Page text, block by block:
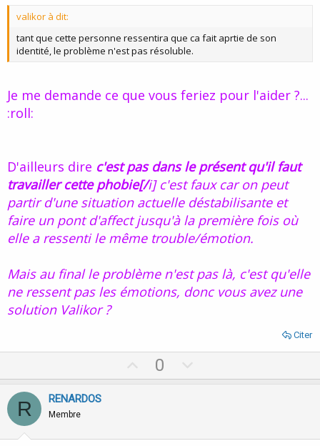
valikor à dit:
tant que cette personne ressentira que ca fait aprtie de son
identité, le problème n'est pas résoluble.
Je me demande ce que vous feriez pour l'aider ?...
:roll:
D'ailleurs dire c'est pas dans le présent qu'il faut
travailler cette phobie[/i] c'est faux car on peut
partir d'une situation actuelle déstabilisante et
faire un pont d'affect jusqu'à la première fois où
elle a ressenti le même trouble/émotion.
Mais au final le problème n'est pas là, c'est qu'elle
ne ressent pas les émotions, donc vous avez une
solution Valikor ?
Citer
p
0
o
R RENARDOS
Membre